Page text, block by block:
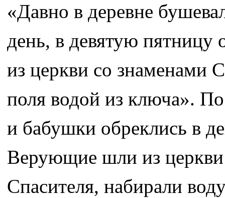
«Давно в деревне
день, в девятую
из церкви со знаменами
поля водой из ключа».
и бабушки обреклись в
Верующие шли из
Спасителя, набирали